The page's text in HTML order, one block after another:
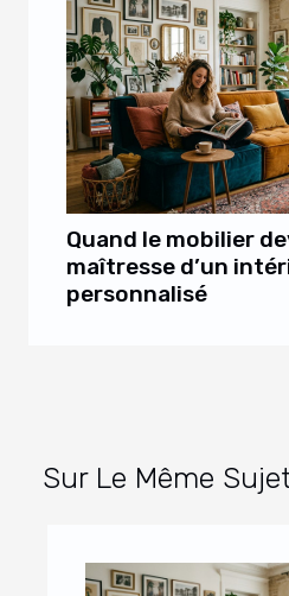
Quand le mobilier
maîtresse d’un
personnalisé
Sur Le Même